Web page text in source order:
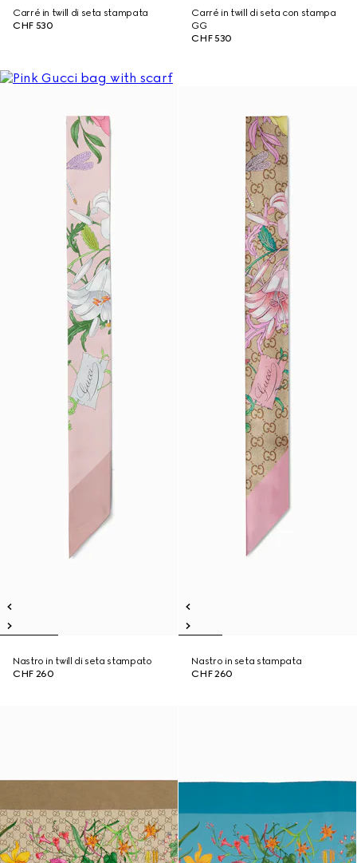
Carré in twill di seta stampata
CHF 530
Carré in twill di seta con stampa
GG
CHF 530
Nastro in twill di seta stampato
CHF 260
Nastro in seta stampata
CHF 260